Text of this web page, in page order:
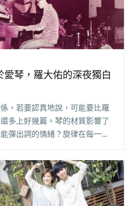
愛琴，羅大佑的深夜獨白
，若要認真地說，可能要比羅
多上好幾篇。琴的材質影響了
彈出詞的情緒？旋律在每一條
無數篇「愛琴故事」。若你
一把 MARTI閱讀全文 "【連
大佑的深夜獨白（上）"